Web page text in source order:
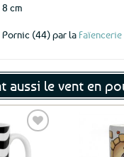
8 cm
Pornic (44) par la
aussi le vent en